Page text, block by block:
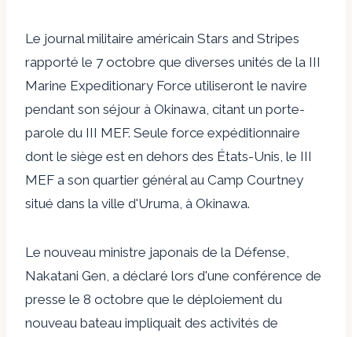
Le journal militaire américain Stars and Stripes
rapporté le 7 octobre que diverses unités de la III
Marine Expeditionary Force utiliseront le navire
pendant son séjour à Okinawa, citant un porte-
parole du III MEF. Seule force expéditionnaire
dont le siège est en dehors des États-Unis, le III
MEF a son quartier général au Camp Courtney
situé dans la ville d'Uruma, à Okinawa.
Le nouveau ministre japonais de la Défense,
Nakatani Gen, a déclaré lors d'une conférence de
presse le 8 octobre que le déploiement du
nouveau bateau impliquait des activités de